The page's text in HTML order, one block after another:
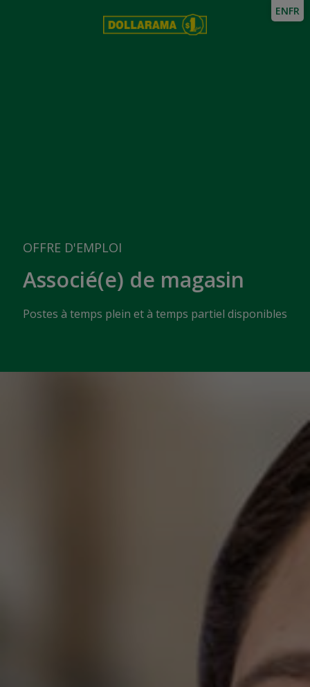
OFFRE D'EMPLOI
Associé(e) de magasin
Postes à temps plein et à temps partiel disponibles
ENFR